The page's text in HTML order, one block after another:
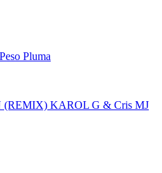
Pluma
(REMIX) KAROL G & Cris MJ